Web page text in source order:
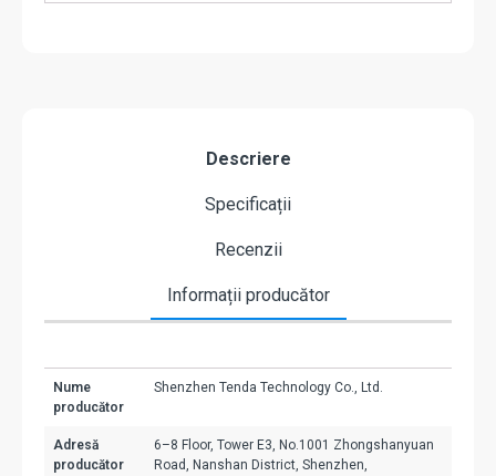
Descriere
Specificații
Recenzii
Informații producător
Nume
producător
Shenzhen Tenda Technology Co., Ltd.
Adresă
producător
6–8 Floor, Tower E3, No.1001 Zhongshanyuan
Road, Nanshan District, Shenzhen,